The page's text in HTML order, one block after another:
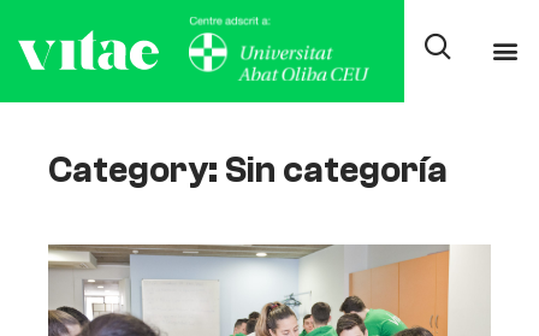
Category: Sin categoría